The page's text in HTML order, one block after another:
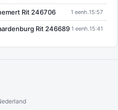
Rit 246706 1 eenh.15:57
Rit 246689 1 eenh.15:41